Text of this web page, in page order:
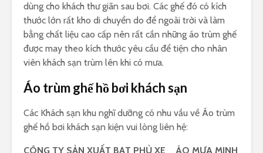
dùng cho khách thư giãn sau bơi. Các ghế đó có kích
thước lớn rất kho di chuyển do để ngoài trời và làm
bằng chất liệu cao cấp nên rất cần những áo trùm ghế
được may theo kích thước yêu cầu để tiện cho nhân
viên khách sạn trùm lên khi có mưa.
Áo trùm ghế hồ bơi khách sạn
Các Khách sạn khu nghĩ dưỡng có nhu vầu về Áo trùm
ghế hồ bơi khách sạn kiện vui lòng liên hệ:
CÔNG TY SẢN XUẤT BẠT PHỦ XE _ ÁO MƯA MINH